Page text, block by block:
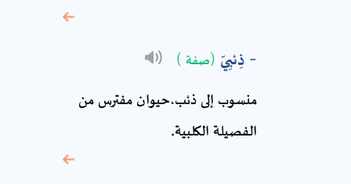
ذِئبِيّ (صفة )
منسوب إلى ذئب،حيوان مفترس من
الفصيلة الكلبية.